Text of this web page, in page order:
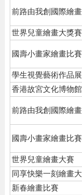
前路由我創國際繪
世界兒童繪畫大獎賽
國壽小畫家繪畫比賽
學生視覺藝術作品展
香港故宮文化博物
前路由我創國際繪
國壽小畫家繪畫比賽
世界兒童繪畫大賽
同享快樂一刻繪畫
新春繪畫比賽